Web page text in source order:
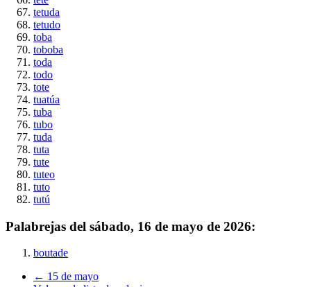
tetuda
tetudo
toba
toboba
toda
todo
tote
tuatúa
tuba
tubo
tuda
tuta
tute
tuteo
tuto
tutú
Palabrejas del sábado, 16 de mayo de 2026:
boutade
← 15 de mayo